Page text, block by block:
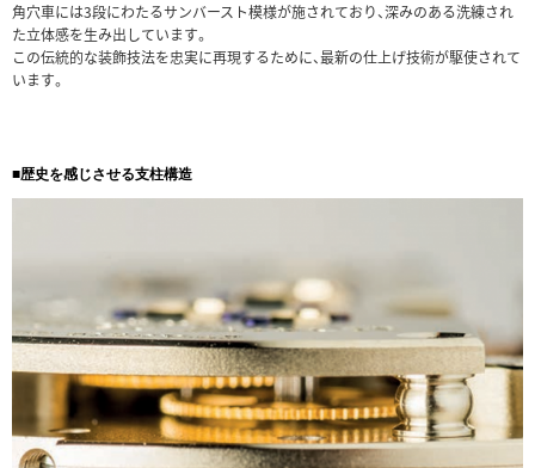
角穴車には3段にわたるサンバースト模様が施されており、深みのある洗練され
た立体感を生み出しています。
この伝統的な装飾技法を忠実に再現するために、最新の仕上げ技術が駆使されて
います。
■歴史を感じさせる支柱構造